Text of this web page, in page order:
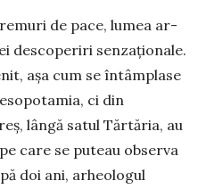
de pace, lumea ar­
descoperiri sen­za­ţio­nale.
aşa cum se în­tâm­plase
ci din
lângă satul Tărtă­ria, au
care se puteau ob­serva
doi ani, arheologul